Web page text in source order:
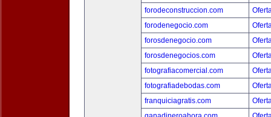
forodeconstruccion.com
forodenegocio.com
forosdenegocio.com
forosdenegocios.com
fotografiacomercial.com
fotografiadebodas.com
franquiciagratis.com